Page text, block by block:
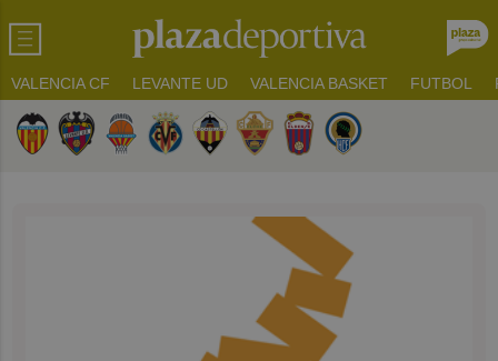
VALENCIA CF LEVANTE UD VALENCIA BASKET FUTBOL